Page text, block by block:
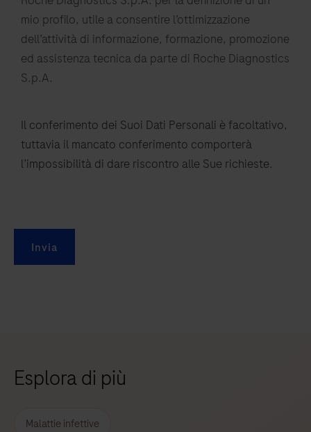
mio profilo, utile a consentire l’ottimizzazione
dell’attività di informazione, formazione, promozione
ed assistenza tecnica da parte di Roche Diagnostics
S.p.A.
Il conferimento dei Suoi Dati Personali è facoltativo,
tuttavia il mancato conferimento comporterà
l’impossibilità di dare riscontro alle Sue richieste.
Invia
Esplora di più
Malattie infettive